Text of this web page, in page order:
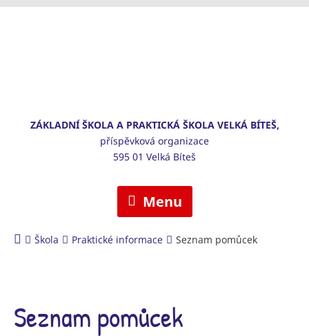
ZÁKLADNÍ ŠKOLA A PRAKTICKÁ ŠKOLA VELKÁ BÍTEŠ,
příspěvková organizace
595 01 Velká Bíteš
Menu
Škola Praktické informace Seznam pomůcek
Seznam pomůcek